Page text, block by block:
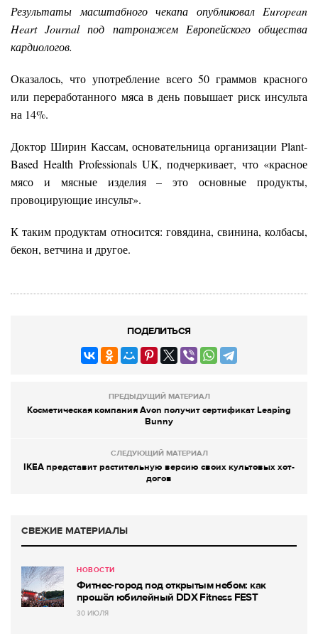
Результаты масштабного чекапа опубликовал European
Heart Journal под патронажем Европейского общества
кардиологов.
Оказалось, что употребление всего 50 граммов красного
или переработанного мяса в день повышает риск инсульта
на 14%.
Доктор Ширин Кассам, основательница организации Plant-
Based Health Professionals UK, подчеркивает, что «красное
мясо и мясные изделия – это основные продукты,
провоцирующие инсульт».
К таким продуктам относится: говядина, свинина, колбасы,
бекон, ветчина и другое.
ПОДЕЛИТЬСЯ
ПРЕДЫДУЩИЙ МАТЕРИАЛ
Косметическая компания Avon получит сертификат Leaping
Bunny
СЛЕДУЮЩИЙ МАТЕРИАЛ
IKEA представит растительную версию своих культовых хот-
догов
СВЕЖИЕ МАТЕРИАЛЫ
НОВОСТИ
Фитнес-город под открытым небом: как
прошёл юбилейный DDX Fitness FEST
30 ИЮЛЯ